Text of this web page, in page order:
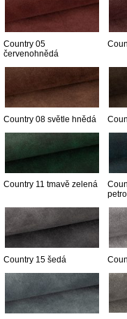
Country 05
červenohnědá
Country 08 světle hnědá
Country 11 tmavě zelená
Country 15 šedá